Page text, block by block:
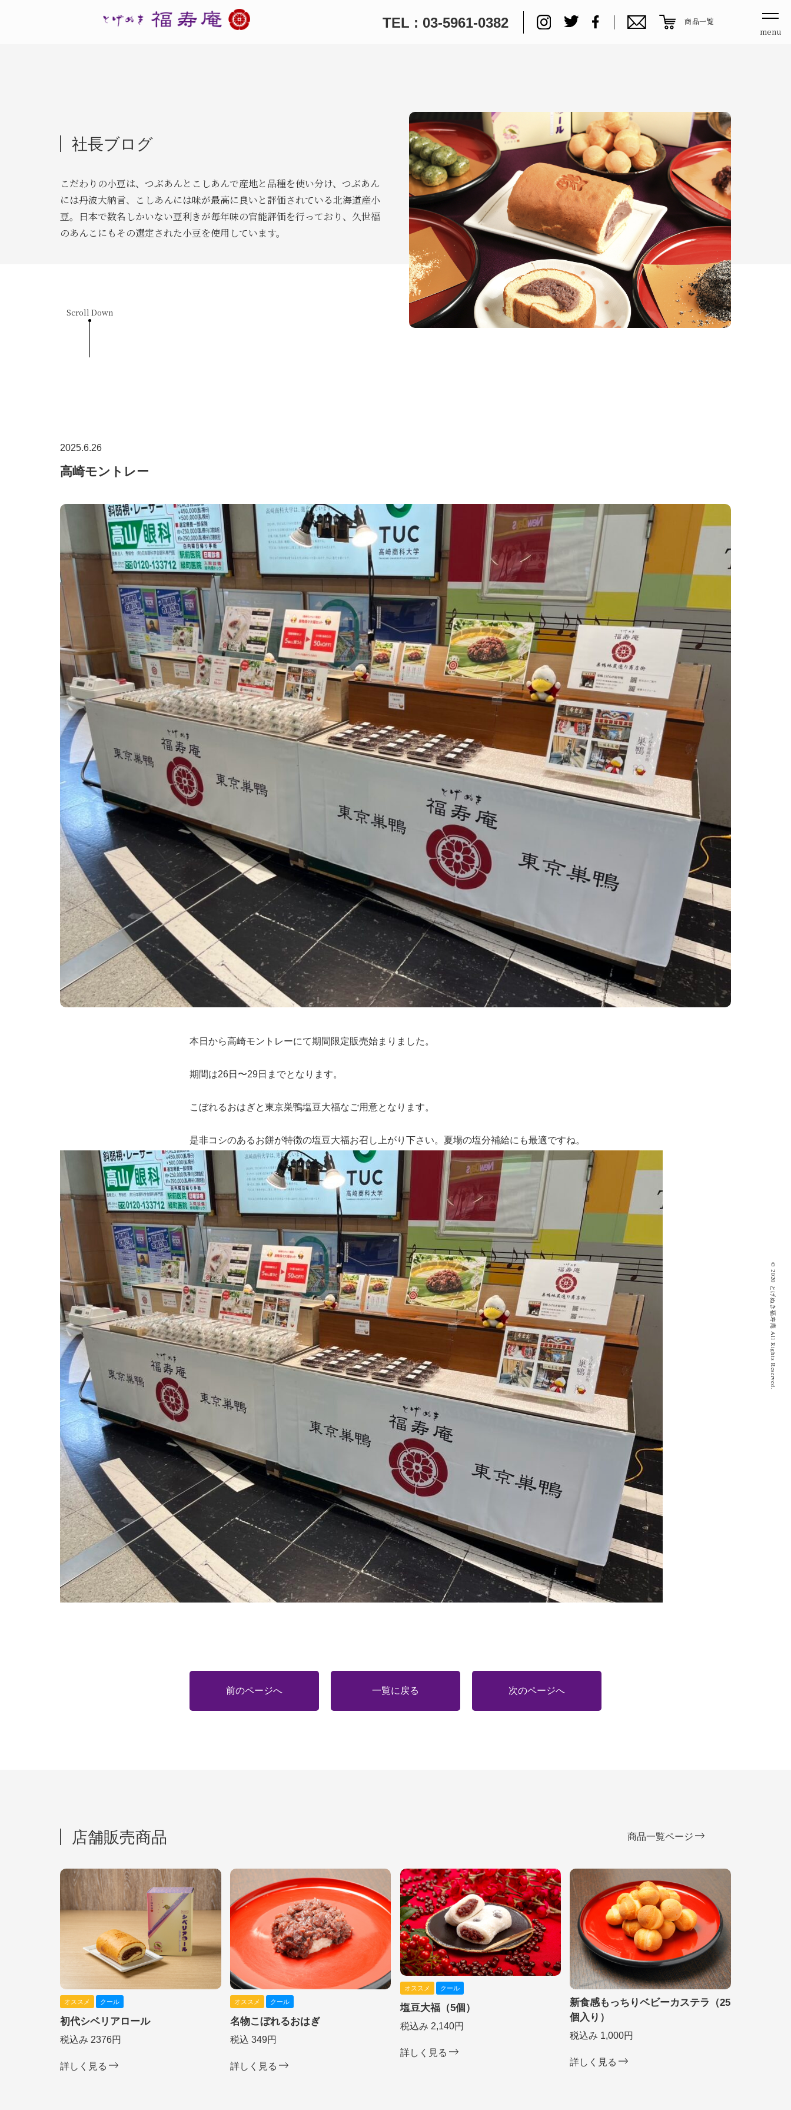
TEL : 03-5961-0382 商品一覧
menu
© 2020 とげぬき福寿庵 All Rights Reserved.
社長ブログ
こだわりの小豆は、つぶあんとこしあんで産地と品種を使い分け、つぶあん
には丹波大納言、こしあんには味が最高に良いと評価されている北海道産小
豆。日本で数名しかいない豆利きが毎年味の官能評価を行っており、久世福
のあんこにもその選定された小豆を使用しています。
Scroll Down
2025.6.26
高崎モントレー
本日から高崎モントレーにて期間限定販売始まりました。
期間は26日〜29日までとなります。
こぼれるおはぎと東京巣鴨塩豆大福なご用意となります。
是非コシのあるお餅が特徴の塩豆大福お召し上がり下さい。夏場の塩分補給にも最適ですね。
前のページへ 一覧に戻る 次のページへ
店舗販売商品
オススメ クール
初代シベリアロール
税込み 2376円
詳しく見る
オススメ クール
名物こぼれるおはぎ
税込 349円
詳しく見る
オススメ クール
塩豆大福（5個）
税込み 2,140円
詳しく見る
新食感もっちりベビーカステラ（25
個入り）
税込み 1,000円
詳しく見る
商品一覧ページ